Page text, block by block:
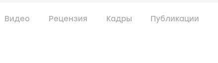
Видео Рецензия Кадры Публикации